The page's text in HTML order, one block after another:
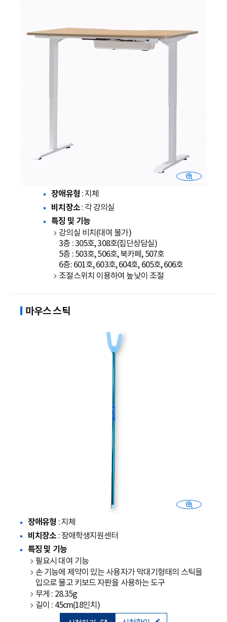
장애유형 : 지체
비치장소 : 각 강의실
특징 및 기능
강의실 비치(대여 불가)
3층 : 305호, 308호(집단상담실)
5층 : 503호, 506호, 북카페, 507호
6층: 601호, 603호, 604호, 605호, 606호
조절스위치 이용하여 높낮이 조절
마우스 스틱
장애유형 : 지체
비치장소 : 장애학생지원센터
특징 및 기능
필요시 대여 기능
손 기능에 제약이 있는 사용자가 막대기형태의 스틱을
입으로 물고 키보드 자판을 사용하는 도구
무게 : 28.35g
길이 : 45cm(18인치)